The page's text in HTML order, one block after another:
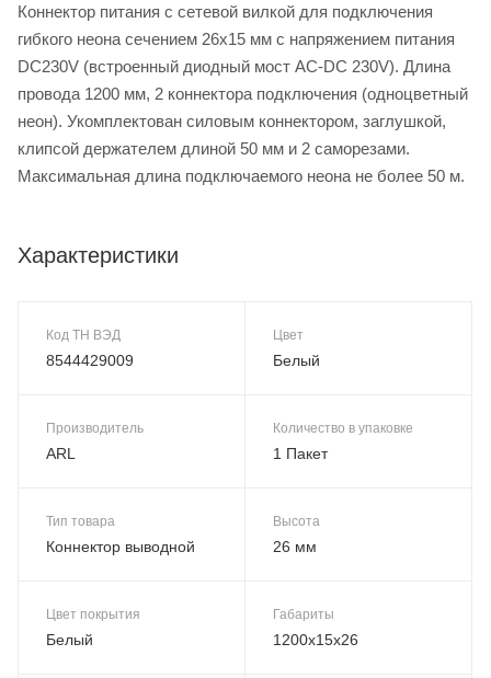
Коннектор питания с сетевой вилкой для подключения
гибкого неона сечением 26х15 мм с напряжением питания
DC230V (встроенный диодный мост AC-DC 230V). Длина
провода 1200 мм, 2 коннектора подключения (одноцветный
неон). Укомплектован силовым коннектором, заглушкой,
клипсой держателем длиной 50 мм и 2 саморезами.
Максимальная длина подключаемого неона не более 50 м.
Характеристики
Код ТН ВЭД
8544429009
Цвет
Белый
Производитель
ARL
Количество в упаковке
1 Пакет
Тип товара
Коннектор выводной
Высота
26 мм
Цвет покрытия
Белый
Габариты
1200х15х26